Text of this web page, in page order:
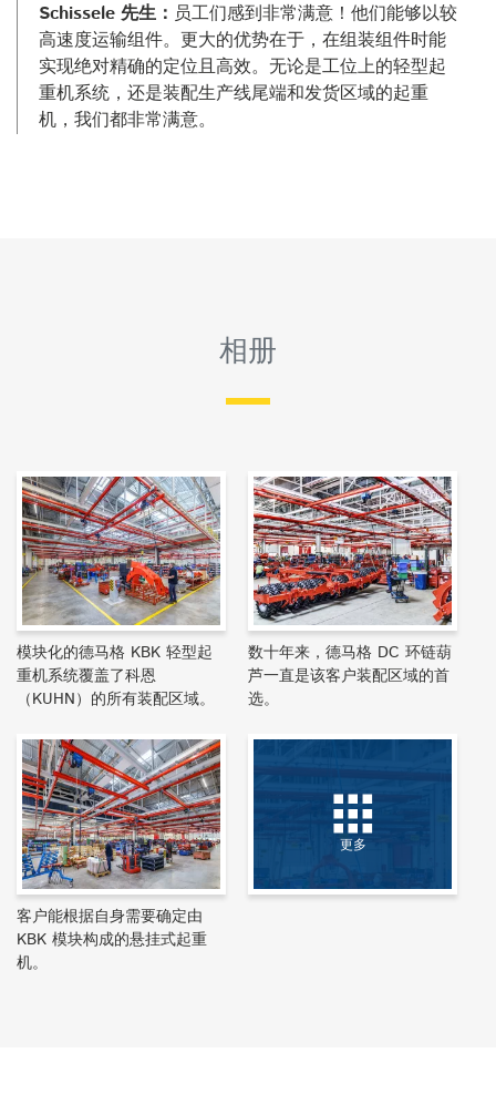
Schissele 先生： 员工们感到非常满意！他们能够以较
高速度运输组件。更大的优势在于，在组装组件时能
实现绝对精确的定位且高效。无论是工位上的轻型起
重机系统，还是装配生产线尾端和发货区域的起重
机，我们都非常满意。
相册
模块化的德马格 KBK 轻型起
重机系统覆盖了科恩
（KUHN）的所有装配区域。
数十年来，德马格 DC 环链葫
芦一直是该客户装配区域的首
选。
客户能根据自身需要确定由
KBK 模块构成的悬挂式起重
机。
更多